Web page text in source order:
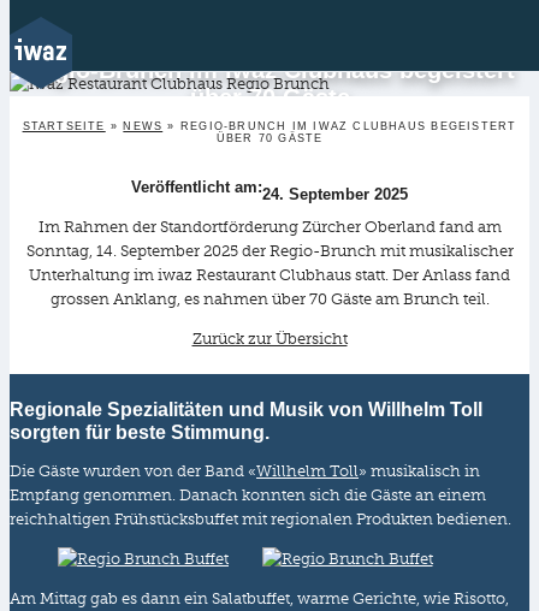
Zum
springen
Regio-Brunch im iwaz Clubhaus begeistert
über 70 Gäste
STARTSEITE » NEWS »
REGIO-BRUNCH IM IWAZ CLUBHAUS BEGEISTERT
ÜBER 70 GÄSTE
Veröffentlicht am:24. September 2025
Im Rahmen der Standortförderung Zürcher Oberland fand am
Sonntag, 14. September 2025 der Regio-Brunch mit musikalischer
Unterhaltung im iwaz Restaurant Clubhaus statt. Der Anlass fand
grossen Anklang, es nahmen über 70 Gäste am Brunch teil.
Zurück zur Übersicht
Regionale Spezialitäten und Musik von Willhelm Toll
sorgten für beste Stimmung.
Die Gäste wurden von der Band «Willhelm Toll» musikalisch in
Empfang genommen. Danach konnten sich die Gäste an einem
reichhaltigen Frühstücksbuffet mit regionalen Produkten bedienen.
Am Mittag gab es dann ein Salatbuffet, warme Gerichte, wie Risotto,